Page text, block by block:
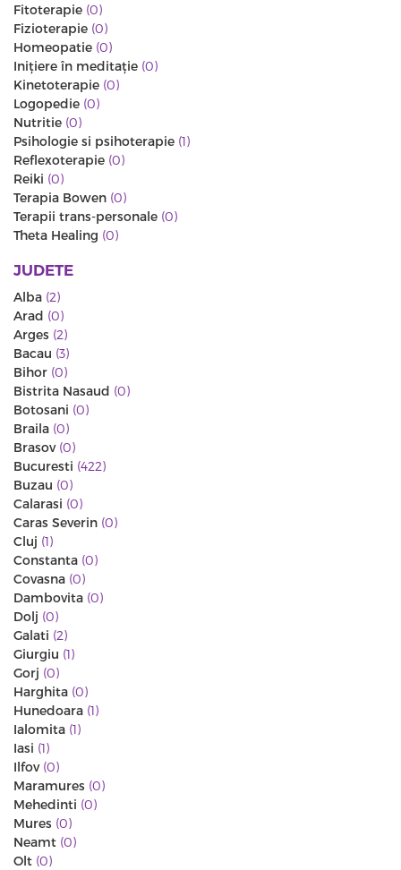
Fitoterapie (0)
Fizioterapie (0)
Homeopatie (0)
Iniţiere în meditaţie (0)
Kinetoterapie (0)
Logopedie (0)
Nutritie (0)
Psihologie si psihoterapie (1)
Reflexoterapie (0)
Reiki (0)
Terapia Bowen (0)
Terapii trans-personale (0)
Theta Healing (0)
JUDETE
Alba (2)
Arad (0)
Arges (2)
Bacau (3)
Bihor (0)
Bistrita Nasaud (0)
Botosani (0)
Braila (0)
Brasov (0)
Bucuresti (422)
Buzau (0)
Calarasi (0)
Caras Severin (0)
Cluj (1)
Constanta (0)
Covasna (0)
Dambovita (0)
Dolj (0)
Galati (2)
Giurgiu (1)
Gorj (0)
Harghita (0)
Hunedoara (1)
Ialomita (1)
Iasi (1)
Ilfov (0)
Maramures (0)
Mehedinti (0)
Mures (0)
Neamt (0)
Olt (0)